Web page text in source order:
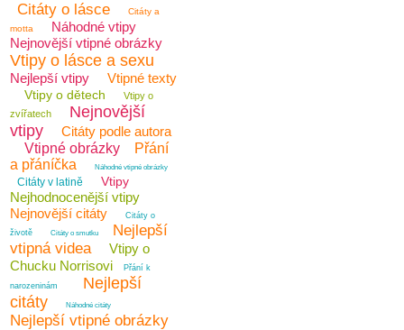
Citáty o lásce
Citáty a
motta
Náhodné vtipy
Nejnovější vtipné obrázky
Vtipy o lásce a sexu
Nejlepší vtipy Vtipné texty
Vtipy o dětech
Vtipy o
zvířatech
Nejnovější
vtipy
Citáty podle autora
Vtipné obrázky
Přání
a přáníčka
Náhodné vtipné obrázky
Citáty v latině Vtipy
Nejhodnocenější vtipy
Nejnovější citáty
Citáty o
životě
Citáty o smutku
Nejlepší
vtipná videa
Vtipy o
Chucku Norrisovi
Přání k
narozeninám
Nejlepší
citáty
Náhodné citáty
Nejlepší vtipné obrázky